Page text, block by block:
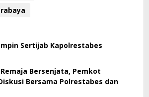
Sertijab Kapolrestabes
Bersenjata, Pemkot
Bersama Polrestabes dan